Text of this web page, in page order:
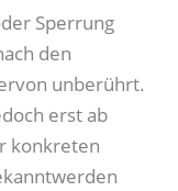
Sperrung
den
unberührt.
erst ab
konkreten